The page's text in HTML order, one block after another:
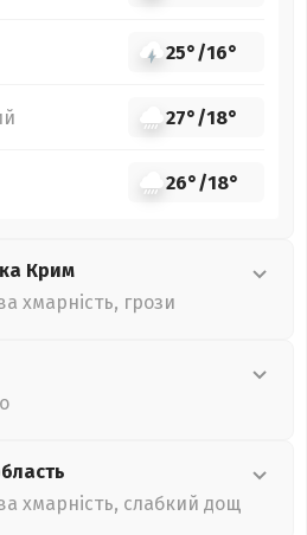
25°/16°
27°/18°
26°/18°
Крим
хмарність, грози
хмарність, слабкий дощ